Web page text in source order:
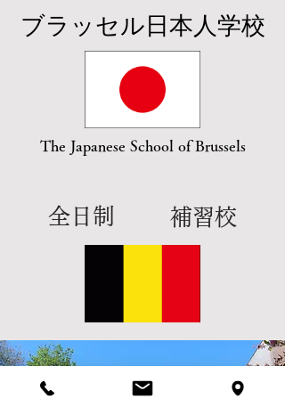
​ブラッセル日本人学校
The Japanese School of Brussels
全日制 補習校